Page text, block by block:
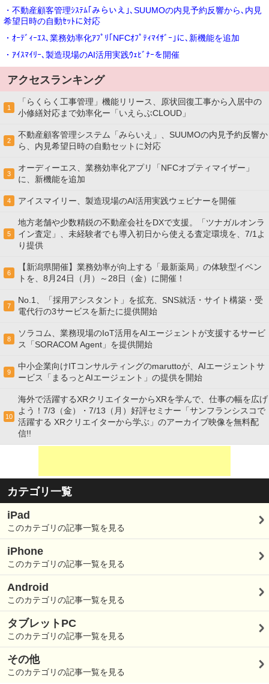
・不動産顧客管理ｼｽﾃﾑ｢みらいえ｣､SUUMOの内見予約反響から､内見
希望日時の自動ｾｯﾄに対応
・ｵｰﾃﾞｨｰｴｽ､業務効率化ｱﾌﾟﾘ｢NFCｵﾌﾟﾃｨﾏｲｻﾞｰ｣に､新機能を追加
・ｱｲｽﾏｲﾘｰ､製造現場のAI活用実践ｳｪﾋﾞﾅｰを開催
アクセスランキング
1
「らくらく工事管理」機能リリース、原状回復工事から入居中の
小修繕対応まで効率化ー「いえらぶCLOUD」
2
不動産顧客管理システム「みらいえ」、SUUMOの内見予約反響か
ら、内見希望日時の自動セットに対応
3
オーディーエス、業務効率化アプリ「NFCオプティマイザー」
に、新機能を追加
4 アイスマイリー、製造現場のAI活用実践ウェビナーを開催
5
地方老舗や少数精鋭の不動産会社をDXで支援。「ツナガルオンラ
イン査定」、未経験者でも導入初日から使える査定環境を、7/1よ
り提供
6
【新潟県開催】業務効率が向上する「最新薬局」の体験型イベン
トを、8月24日（月）～28日（金）に開催！
7
No.1、「採用アシスタント」を拡充、SNS就活・サイト構築・受
電代行の3サービスを新たに提供開始
8
ソラコム、業務現場のIoT活用をAIエージェントが支援するサービ
ス「SORACOM Agent」を提供開始
9
中小企業向けITコンサルティングのmaruttoが、AIエージェントサ
ービス「まるっとAIエージェント」の提供を開始
10
海外で活躍するXRクリエイターからXRを学んで、仕事の幅を広げ
よう！7/3（金）・7/13（月）好評セミナー「サンフランシスコで
活躍する XRクリエイターから学ぶ」のアーカイブ映像を無料配
信!!
カテゴリ一覧
iPad
このカテゴリの記事一覧を見る
iPhone
このカテゴリの記事一覧を見る
Android
このカテゴリの記事一覧を見る
タブレットPC
このカテゴリの記事一覧を見る
その他
このカテゴリの記事一覧を見る